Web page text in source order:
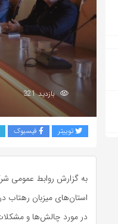
بازدید 321
توییتر فیسبوک
به گزارش روابط عمومی
استان‌های میزبان رهتاب
در مورد چالش‌ها و